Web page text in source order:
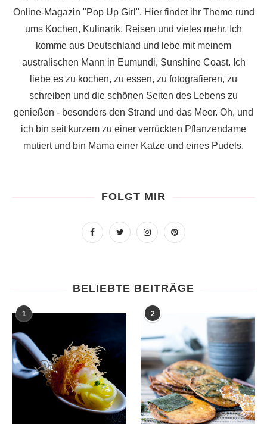
Online-Magazin "Pop Up Girl". Hier findet ihr Theme rund
ums Kochen, Kulinarik, Reisen und vieles mehr. Ich
komme aus Deutschland und lebe mit meinem
australischen Mann in Eumundi, Sunshine Coast. Ich
liebe es zu kochen, zu essen, zu fotografieren, zu
schreiben und die schönen Seiten des Lebens zu
genießen - besonders den Strand und das Meer. Oh, und
ich bin seit kurzem zu einer verrückten Pflanzendame
mutiert und bin Mama einer Katze und eines Pudels.
FOLGT MIR
BELIEBTE BEITRÄGE
1 2